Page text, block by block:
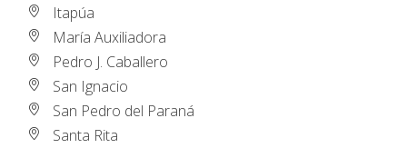
Itapúa
María Auxiliadora
Pedro J. Caballero
San Ignacio
San Pedro del Paraná
Santa Rita